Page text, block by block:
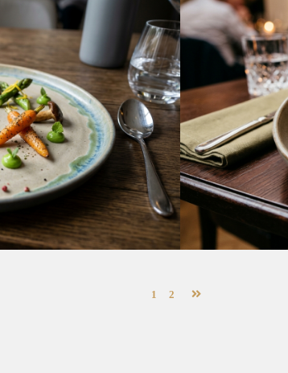
Chinese
purus non lacus
1 2